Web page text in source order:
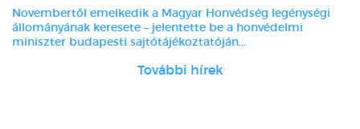
Novembertől emelkedik a Magyar Honvédség legénységi
állományának keresete – jelentette be a honvédelmi
miniszter budapesti sajtótájékoztatóján...
További hírek